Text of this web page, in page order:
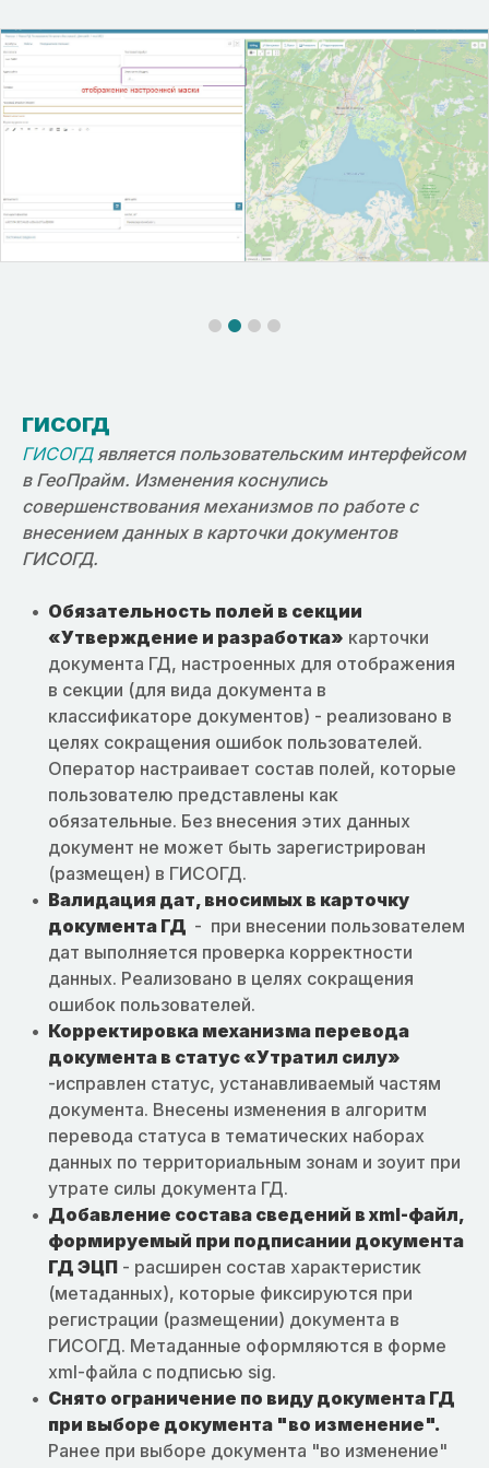
ГИСОГД
ГИСОГДявляется пользовательским интерфейсом
в ГеоПрайм. Изменения коснулись
совершенствования механизмов по работе с
внесением данных в карточки документов
ГИСОГД.
Обязательность полей в секции
«Утверждение и разработка» карточки
документа ГД, настроенных для отображения
в секции (для вида документа в
классификаторе документов) - реализовано в
целях сокращения ошибок пользователей.
Оператор настраивает состав полей, которые
пользователю представлены как
обязательные. Без внесения этих данных
документ не может быть зарегистрирован
(размещен) в ГИСОГД.
Валидация дат, вносимых в карточку
документа ГД - при внесении пользователем
дат выполняется проверка корректности
данных. Реализовано в целях сокращения
ошибок пользователей.
Корректировка механизма перевода
документа в статус «Утратил силу»
-исправлен статус, устанавливаемый частям
документа. Внесены изменения в алгоритм
перевода статуса в тематических наборах
данных по территориальным зонам и зоуит при
утрате силы документа ГД.
Добавление состава сведений в xml-файл,
формируемый при подписании документа
ГД ЭЦП - расширен состав характеристик
(метаданных), которые фиксируются при
регистрации (размещении) документа в
ГИСОГД. Метаданные оформляются в форме
xml-файла с подписью sig.
Снято ограничение по виду документа ГД
при выборе документа "во изменение".
Ранее при выборе документа "во изменение"